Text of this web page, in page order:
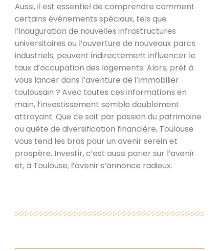
Aussi, il est essentiel de comprendre comment
certains événements spéciaux, tels que
l’inauguration de nouvelles infrastructures
universitaires ou l’ouverture de nouveaux parcs
industriels, peuvent indirectement influencer le
taux d’occupation des logements. Alors, prêt à
vous lancer dans l’aventure de l’immobilier
toulousain ? Avec toutes ces informations en
main, l’investissement semble doublement
attrayant. Que ce soit par passion du patrimoine
ou quête de diversification financière, Toulouse
vous tend les bras pour un avenir serein et
prospère. Investir, c’est aussi parier sur l’avenir
et, à Toulouse, l’avenir s’annonce radieux.